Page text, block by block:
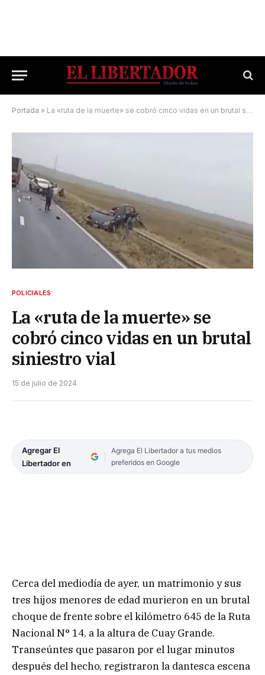
Portada » La «ruta de la muerte» se cobró cinco vidas en un brutal siniestro vial
POLICIALES
La «ruta de la muerte» se
cobró cinco vidas en un brutal
siniestro vial
15 de julio de 2024
Agregar El
Libertador en
Agrega El Libertador a tus medios
preferidos en Google
Cerca del mediodía de ayer, un matrimonio y sus
tres hijos menores de edad murieron en un brutal
choque de frente sobre el kilómetro 645 de la Ruta
Nacional N° 14, a la altura de Cuay Grande.
Transeúntes que pasaron por el lugar minutos
después del hecho, registraron la dantesca escena